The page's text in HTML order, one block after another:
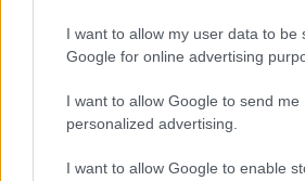
I want to allow my user data to be
Google for online advertising
I want to allow Google to send me
personalized advertising.
I want to allow Google to enable
kintről, borzasztó rossz volt.
múlik, az ember kezd
mentorok, a mesterek."